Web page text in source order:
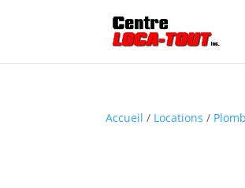
Accueil / Locations /